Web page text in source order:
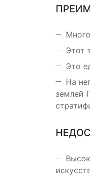
Этот
Это
На
землей